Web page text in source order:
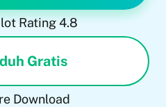
Rating 4.8
Gratis
Download